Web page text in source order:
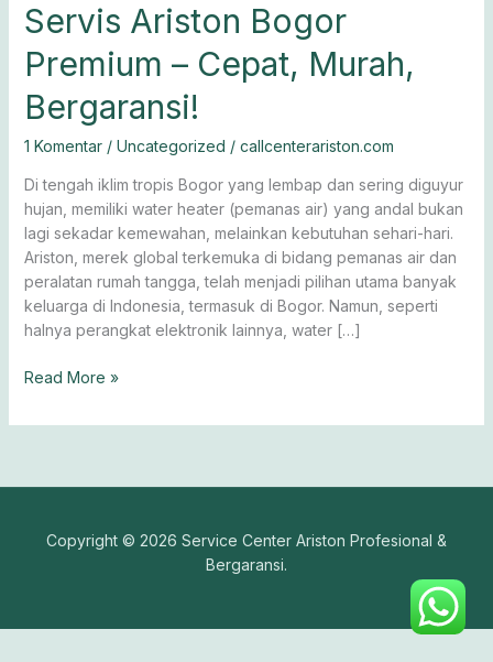
Servis Ariston Bogor
Premium – Cepat, Murah,
Bergaransi!
1 Komentar / Uncategorized / callcenterariston.com
Di tengah iklim tropis Bogor yang lembap dan sering diguyur
hujan, memiliki water heater (pemanas air) yang andal bukan
lagi sekadar kemewahan, melainkan kebutuhan sehari-hari.
Ariston, merek global terkemuka di bidang pemanas air dan
peralatan rumah tangga, telah menjadi pilihan utama banyak
keluarga di Indonesia, termasuk di Bogor. Namun, seperti
halnya perangkat elektronik lainnya, water […]
Servis
Ariston
Bogor
–
Murah,
Bergaransi!
Read More »
Copyright © 2026 Service Center Ariston Profesional &
Bergaransi.